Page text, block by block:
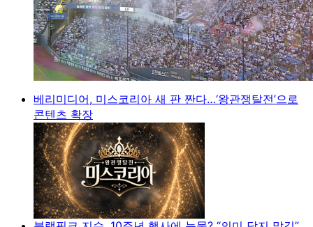
베리미디어, 미스코리아 새 판 짠다…‘왕관쟁탈전’으로
콘텐츠 확장